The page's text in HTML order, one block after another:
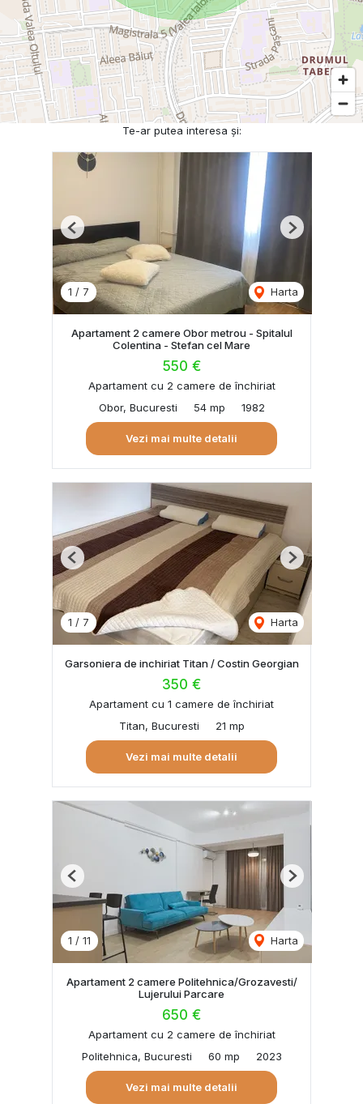
Te-ar putea interesa și:
1 / 7 Harta
Previous Next
Apartament 2 camere Obor metrou - Spitalul
Colentina - Stefan cel Mare
550 €
Apartament cu 2 camere de închiriat
Obor, Bucuresti
54 mp 1982
Vezi mai multe detalii
1 / 7 Harta
Previous Next
Garsoniera de inchiriat Titan / Costin Georgian
350 €
Apartament cu 1 camere de închiriat
Titan, Bucuresti
21 mp
Vezi mai multe detalii
1 / 11 Harta
Previous Next
Apartament 2 camere Politehnica/Grozavesti/
Lujerului Parcare
650 €
Apartament cu 2 camere de închiriat
Politehnica, Bucuresti
60 mp 2023
Vezi mai multe detalii